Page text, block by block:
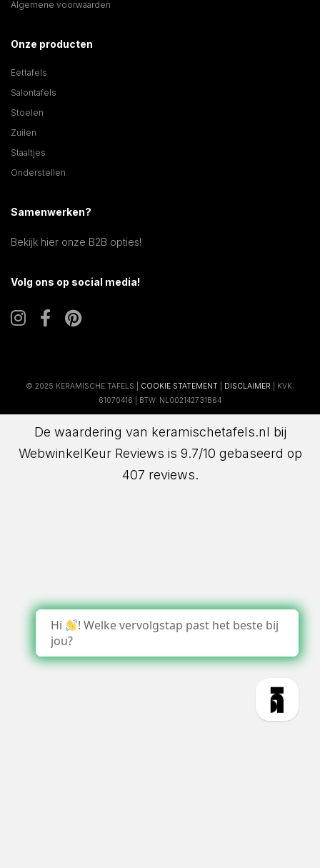
Algemene voorwaarden
Onze producten
Eettafels
Salontafels
Stoelen
Zuilen
Staaltjes
Onderstellen
Samenwerken?
Bekijk hier onze B2B opties!
Volg ons op social media!
© 2025 KERAMISCHE TAFELS | COOKIE STATEMENT DISCLAIMER | KVK:
61070416 | BTW: NL002142731B64
De waardering van keramischetafels.nl bij
WebwinkelKeur Reviews is 9.7/10 gebaseerd op
407 reviews.
Hi
! Welke vervolgstap past het beste bij
jou?